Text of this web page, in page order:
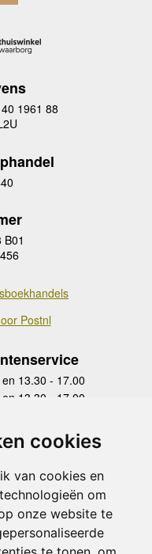
cookies
van cookies en
om
onze website te
1961 88
Postnl
13.30 - 17.00
13.30 - 17.00
en 13.30 - 17.00
13.30 - 17.00